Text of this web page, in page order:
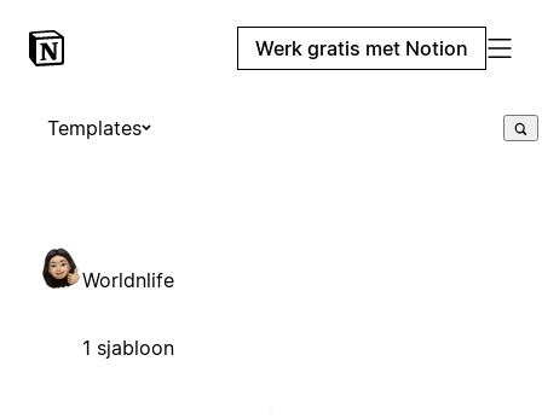
Werk gratis met Notion
Templates
Worldnlife
1 sjabloon